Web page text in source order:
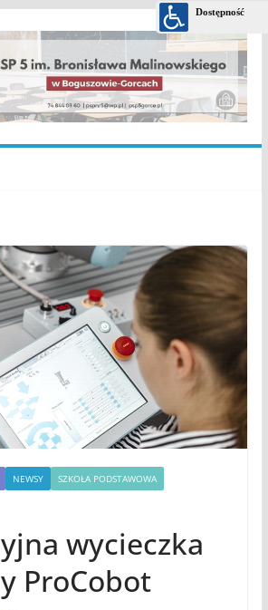
NEWSY
SZKOŁA PODSTAWOWA
wycieczka
ProCobot